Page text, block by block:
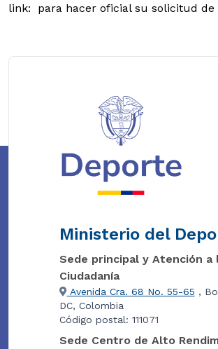
link: para hacer oficial su solicitud de
Ministerio del
Sede principal y Atención a
Ciudadanía
Avenida Cra. 68 No. 55-65 ,
DC, Colombia
Código postal: 111071
Sede Centro de Alto